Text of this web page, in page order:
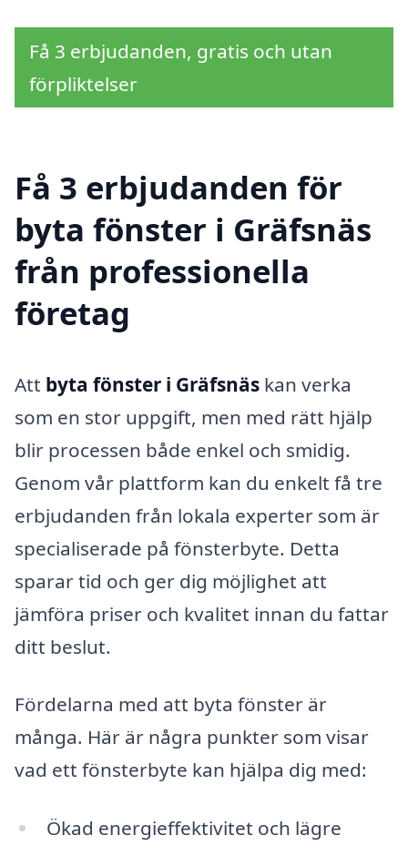
Få 3 erbjudanden, gratis och utan
förpliktelser
Få 3 erbjudanden för
byta fönster i Gräfsnäs
från professionella
företag
Att byta fönster i Gräfsnäs kan verka
som en stor uppgift, men med rätt hjälp
blir processen både enkel och smidig.
Genom vår plattform kan du enkelt få tre
erbjudanden från lokala experter som är
specialiserade på fönsterbyte. Detta
sparar tid och ger dig möjlighet att
jämföra priser och kvalitet innan du fattar
ditt beslut.
Fördelarna med att byta fönster är
många. Här är några punkter som visar
vad ett fönsterbyte kan hjälpa dig med:
Ökad energieffektivitet och lägre